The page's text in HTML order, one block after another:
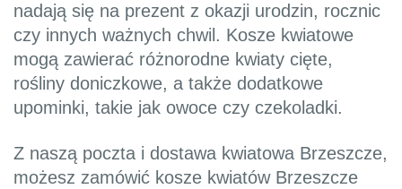
nadają się na prezent z okazji urodzin, rocznic
czy innych ważnych chwil. Kosze kwiatowe
mogą zawierać różnorodne kwiaty cięte,
rośliny doniczkowe, a także dodatkowe
upominki, takie jak owoce czy czekoladki.
Z naszą poczta i dostawa kwiatowa Brzeszcze,
możesz zamówić kosze kwiatów Brzeszcze